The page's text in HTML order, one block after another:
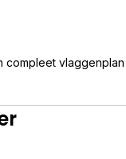
compleet vlaggenplan